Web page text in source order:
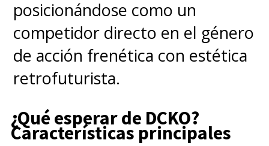
cosa: los mejores años
deVALORANTestán por venir
y eso es porque vamos a
trabajar en ello junto con
nuestra comunidad".
posicionándose como un
competidor directo en el género
de acción frenética con estética
retrofuturista.
¿Qué esperar de DCKO?
Características principales